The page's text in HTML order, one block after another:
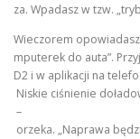
za. Wpadasz w tzw.
Wieczorem
mputerek do auta”.
D2 i w aplikacji na
Niskie ciśnienie
–
orzeka. „Naprawa